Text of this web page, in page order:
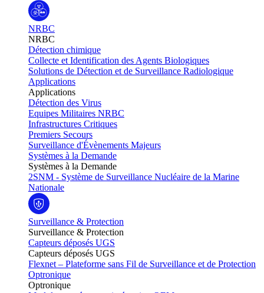
NRBC
NRBC
Détection chimique
Collecte et Identification des Agents Biologiques
Solutions de Détection et de Surveillance Radiologique
Applications
Applications
Détection des Virus
Equipes Militaires NRBC
Infrastructures Critiques
Premiers Secours
Surveillance d'Évènements Majeurs
Systèmes à la Demande
Systèmes à la Demande
2SNM - Système de Surveillance Nucléaire de la Marine
Nationale
Surveillance & Protection
Surveillance & Protection
Capteurs déposés UGS
Capteurs déposés UGS
Flexnet – Plateforme sans Fil de Surveillance et de Protection
Optronique
Optronique